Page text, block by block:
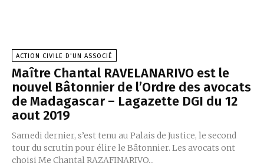
ACTION CIVILE D'UN ASSOCIÉ
Maître Chantal RAVELANARIVO est le
nouvel Bâtonnier de l’Ordre des avocats
de Madagascar – Lagazette DGI du 12
aout 2019
Samedi dernier, s’est tenu au Palais de Justice, le second
tour du scrutin pour élire le Bâtonnier. Les avocats ont
choisi Me Chantal RAZAFINARIVO...